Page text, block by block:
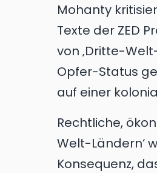
Mohanty
Texte der ZED
von ‚Dritte-
Opfer-Status
auf einer
Rechtliche,
Welt-Ländern‘
Konsequenz,